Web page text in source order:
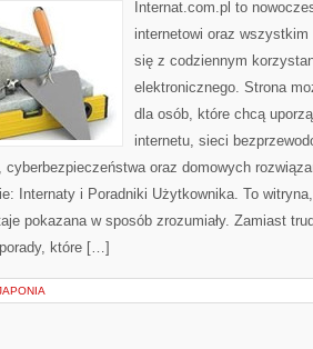
Internat.com.pl to
internetowi oraz
się z codziennym
elektronicznego. Strona
dla osób, które chcą
internetu, sieci
cyberbezpieczeństwa oraz domowych
Internaty i Poradniki Użytkownika. To
pokazana w sposób zrozumiały. Zamiast
które […]